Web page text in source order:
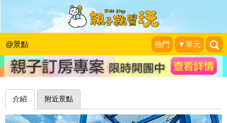
@景點 熱門 ▼單元
坐擁無敵海景，炎炎夏日享受大海藍天
～基隆聖托里尼海景餐廳
大海愛上藍天旅遊日記分享|2022-06-06
介紹 附近景點